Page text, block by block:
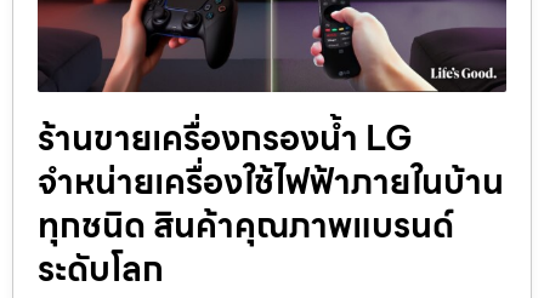
ร้านขายเครื่องกรองน้ำ LG
จำหน่ายเครื่องใช้ไฟฟ้าภายในบ้าน
ทุกชนิด สินค้าคุณภาพแบรนด์
ระดับโลก